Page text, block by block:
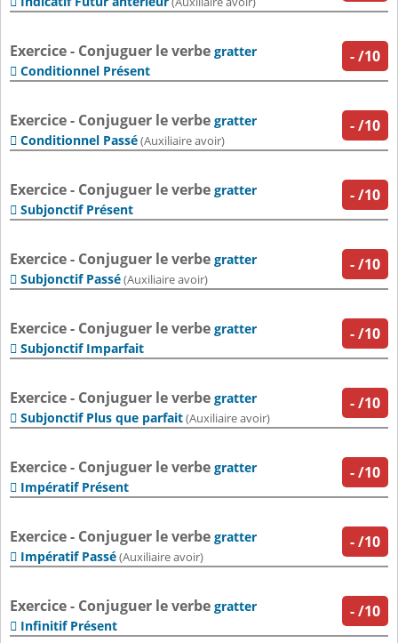
-/10
Exercice - Conjuguer le verbe gratter
 Conditionnel Présent
-/10
Exercice - Conjuguer le verbe gratter
 Conditionnel Passé(Auxiliaire avoir)
-/10
Exercice - Conjuguer le verbe gratter
 Subjonctif Présent
-/10
Exercice - Conjuguer le verbe gratter
 Subjonctif Passé(Auxiliaire avoir)
-/10
Exercice - Conjuguer le verbe gratter
 Subjonctif Imparfait
-/10
Exercice - Conjuguer le verbe gratter
 Subjonctif Plus que parfait(Auxiliaire avoir)
-/10
Exercice - Conjuguer le verbe gratter
 Impératif Présent
-/10
Exercice - Conjuguer le verbe gratter
 Impératif Passé(Auxiliaire avoir)
-/10
Exercice - Conjuguer le verbe gratter
 Infinitif Présent